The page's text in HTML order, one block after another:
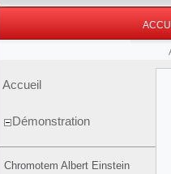
Accueil
Démonstration
Chromotem Albert Einstein